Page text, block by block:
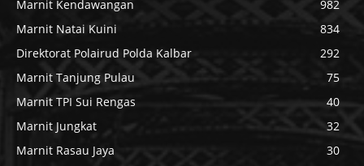
Marnit Kendawangan
982
Marnit Natai Kuini
834
Direktorat Polairud Polda Kalbar
292
Marnit Tanjung Pulau
75
Marnit TPI Sui Rengas
40
Marnit Jungkat
32
Marnit Rasau Jaya
30